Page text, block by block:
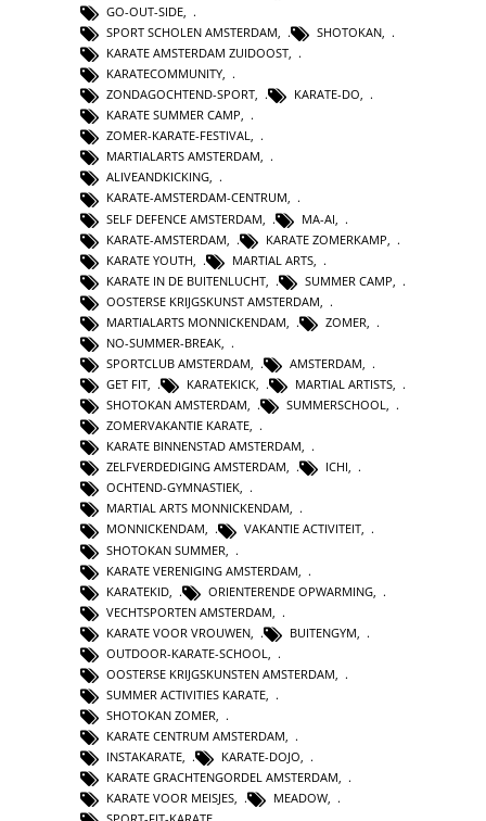
GO-OUT-SIDE
SPORT SCHOLEN AMSTERDAM
SHOTOKAN
KARATE AMSTERDAM ZUIDOOST,
KARATECOMMUNITY,
ZONDAGOCHTEND-SPORT, KARATE-DO,
KARATE SUMMER CAMP,
ZOMER-KARATE-FESTIVAL,
MARTIALARTS AMSTERDAM,
ALIVEANDKICKING,
KARATE-AMSTERDAM-CENTRUM,
SELF DEFENCE AMSTERDAM
MA-AI
KARATE-AMSTERDAM
KARATE ZOMERKAMP
KARATE YOUTH
MARTIAL ARTS
KARATE IN DE BUITENLUCHT
SUMMER CAMP
OOSTERSE KRIJGSKUNST AMSTERDAM
MARTIALARTS MONNICKENDAM
ZOMER
NO-SUMMER-BREAK
SPORTCLUB AMSTERDAM
AMSTERDAM
GET FIT, KARATEKICK, MARTIAL ARTISTS,
SHOTOKAN AMSTERDAM, SUMMERSCHOOL,
ZOMERVAKANTIE KARATE,
KARATE BINNENSTAD AMSTERDAM,
ZELFVERDEDIGING AMSTERDAM, ICHI,
OCHTEND-GYMNASTIEK,
MARTIAL ARTS MONNICKENDAM,
MONNICKENDAM, VAKANTIE ACTIVITEIT,
SHOTOKAN SUMMER
KARATE VERENIGING AMSTERDAM
KARATEKID
ORIENTERENDE OPWARMING
VECHTSPORTEN AMSTERDAM
KARATE VOOR VROUWEN
BUITENGYM
OUTDOOR-KARATE-SCHOOL
OOSTERSE KRIJGSKUNSTEN AMSTERDAM
SUMMER ACTIVITIES KARATE
SHOTOKAN ZOMER,
KARATE CENTRUM AMSTERDAM,
INSTAKARATE, KARATE-DOJO,
KARATE GRACHTENGORDEL AMSTERDAM,
KARATE VOOR MEISJES, MEADOW,